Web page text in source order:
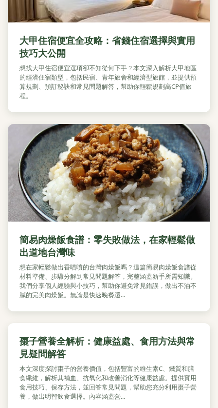
大甲住宿便宜全攻略：省錢住宿選擇與實用
技巧大公開
想找大甲住宿便宜選項卻不知從何下手？本文深入解析大甲地區
的經濟住宿類型，包括民宿、青年旅舍和經濟型旅館，並提供預
算規劃、預訂秘訣和常見問題解答，幫助你輕鬆規劃高CP值旅
程。
簡易肉燥飯食譜：零失敗做法，在家輕鬆做
出道地台灣味
想在家輕鬆做出香噴噴的台灣肉燥飯嗎？這篇簡易肉燥飯食譜從
材料準備、步驟分解到常見問題解答，完整涵蓋新手所需知識。
我們分享個人經驗與小技巧，幫助你避免常見錯誤，做出不油不
膩的完美肉燥飯。無論是快速晚餐還...
棗子營養全解析：健康益處、食用方法與常
見疑問解答
本文深度探討棗子的營養價值，包括豐富的維生素C、鐵質和膳
食纖維，解析其補血、抗氧化和改善消化等健康益處。提供實用
食用技巧、保存方法，並回答常見問題，幫助您充分利用棗子營
養，做出明智飲食選擇。內容涵蓋營...